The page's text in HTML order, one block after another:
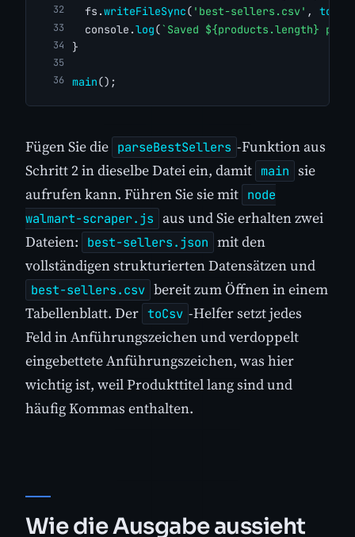
  fs.
writeFileSync( 'best-sellers.csv' , toCsv
  console.
log(`Saved ${products.length}
}
main();
Fügen Sie die parseBestSellers -Funktion aus
Schritt 2 in dieselbe Datei ein, damit main sie
aufrufen kann. Führen Sie sie mit node
walmart-scraper.js
aus und Sie erhalten zwei
Dateien:
best-sellers.json mit den
vollständigen strukturierten Datensätzen und
best-sellers.csv bereit zum Öffnen in einem
Tabellenblatt. Der toCsv -Helfer setzt jedes
Feld in Anführungszeichen und verdoppelt
eingebettete Anführungszeichen, was hier
wichtig ist, weil Produkttitel lang sind und
häufig Kommas enthalten.
Wie die Ausgabe aussieht